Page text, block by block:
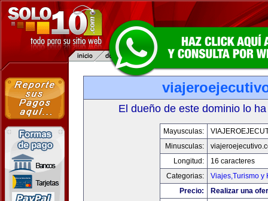
El dueño de este dominio lo
Mayusculas:
Minusculas:
Longitud:
16 caracteres
Categorias:
Viajes,Turismo y
Precio:
Realizar una